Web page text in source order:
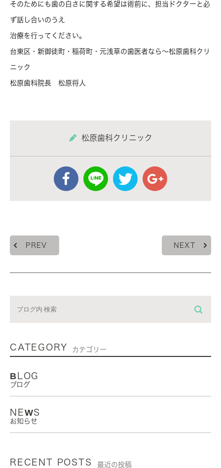
そのためにも歯の白さに関する希望は術前に、担当ドクターと必
ず話し合いのうえ
治療を行ってください。
台東区・新御徒町・稲荷町・元浅草の歯医者なら～松原歯科クリ
ニック
松原歯科院長 松原将人
松原歯科クリニック
PREV NEXT
CATEGORY カテゴリー
BLOG
ブログ
NEWS
お知らせ
RECENT POSTS 最近の投稿